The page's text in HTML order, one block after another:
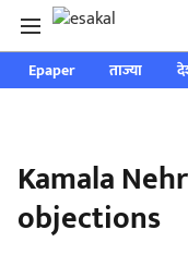
Epaper ताज्या
Kamala
objections